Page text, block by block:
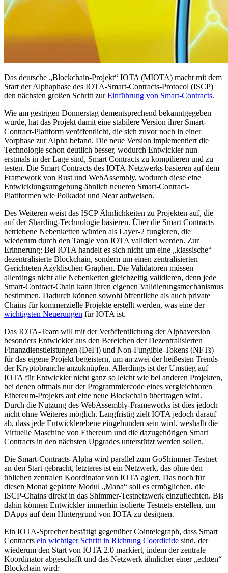
Das deutsche „Blockchain-Projekt“ IOTA (MIOTA) macht mit dem
Start der Alphaphase des IOTA-Smart-Contracts-Protocol (ISCP)
den nächsten großen Schritt zurEinführung von Smart-Contracts.
Wie am gestrigen Donnerstag dementsprechend bekanntgegeben
wurde, hat das Projekt damit eine stabilere Version ihrer Smart-
Contract-Plattform veröffentlicht, die sich zuvor noch in einer
Vorphase zur Alpha befand. Die neue Version implementiert die
Technologie schon deutlich besser, wodurch Entwickler nun
erstmals in der Lage sind, Smart Contracts zu kompilieren und zu
testen. Die Smart Contracts des IOTA-Netzwerks basieren auf dem
Framework von Rust und WebAssembly, wodurch diese eine
Entwicklungsumgebung ähnlich neueren Smart-Contract-
Plattformen wie Polkadot und Near aufweisen.
Des Weiteren weist das ISCP Ähnlichkeiten zu Projekten auf, die
auf der Sharding-Technologie basieren. Über die Smart Contracts
betriebene Nebenketten würden als Layer-2 fungieren, die
wiederum durch den Tangle von IOTA validiert werden. Zur
Erinnerung: Bei IOTA handelt es sich nicht um eine „klassische“
dezentralisierte Blockchain, sondern um einen zentralisierten
Gerichteten Azyklischen Graphen. Die Validatoren müssen
allerdings nicht alle Nebenketten gleichzeitig validieren, denn jede
Smart-Contract-Chain kann ihren eigenen Validierungsmechanismus
bestimmen. Dadurch können sowohl öffentliche als auch private
Chains für kommerzielle Projekte erstellt werden, was eine der
wichtigsten Neuerungen für IOTA ist.
Das IOTA-Team will mit der Veröffentlichung der Alphaversion
besonders Entwickler aus den Bereichen der Dezentralisierten
Finanzdienstleistungen (DeFi) und Non-Fungible-Tokens (NFTs)
für das eigene Projekt begeistern, um an zwei der heißesten Trends
der Kryptobranche anzuknüpfen. Allerdings ist der Umstieg auf
IOTA für Entwickler nicht ganz so leicht wie bei anderen Projekten,
bei denen oftmals nur der Programmiercode eines vergleichbaren
Ethereum-Projekts auf eine neue Blockchain übertragen wird.
Durch die Nutzung des WebAssembly-Frameworks ist dies jedoch
nicht ohne Weiteres möglich. Langfristig zielt IOTA jedoch darauf
ab, dass jede Entwicklerebene eingebunden sein wird, weshalb die
Virtuelle Maschine von Ethereum und die dazugehörigen Smart
Contracts in den nächsten Upgrades unterstützt werden sollen.
Die Smart-Contracts-Alpha wird parallel zum GoShimmer-Testnet
an den Start gebracht, letzteres ist ein Netzwerk, das ohne den
üblichen zentralen Koordinator von IOTA agiert. Das noch für
diesen Monat geplante Modul „Mana“ soll es ermöglichen, die
ISCP-Chains direkt in das Shimmer-Testnetzwerk einzuflechten. Bis
dahin können Entwickler immerhin isolierte Testnets erstellen, um
DApps auf dem Hintergrund von IOTA zu designen.
Ein IOTA-Sprecher bestätigt gegenüber Cointelegraph, dass Smart
Contracts ein wichtiger Schritt in Richtung Coordicide sind, der
wiederum den Start von IOTA 2.0 markiert, indem der zentrale
Koordinator abgeschafft und das Netzwerk ähnlicher einer „echten“
Blockchain wird: